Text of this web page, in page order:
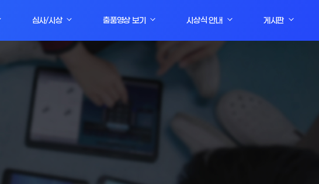
심사/시상 출품영상 보기 시상식 안내 게시판